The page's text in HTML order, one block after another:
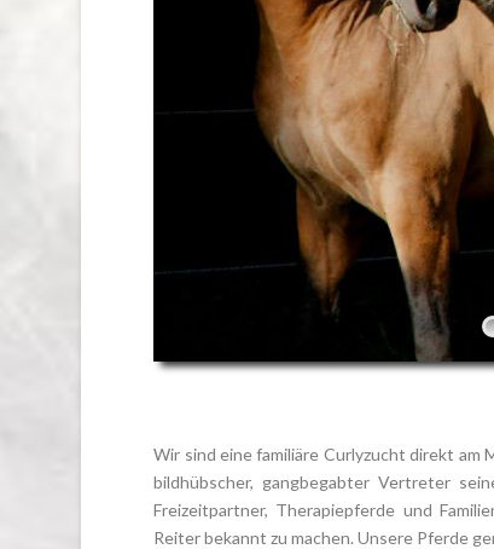
Wir sind eine familiäre Curlyzucht direkt am
bildhübscher, gangbegabter Vertreter
Freizeitpartner, Therapiepferde und
Reiter bekannt zu machen. Unsere Pferde